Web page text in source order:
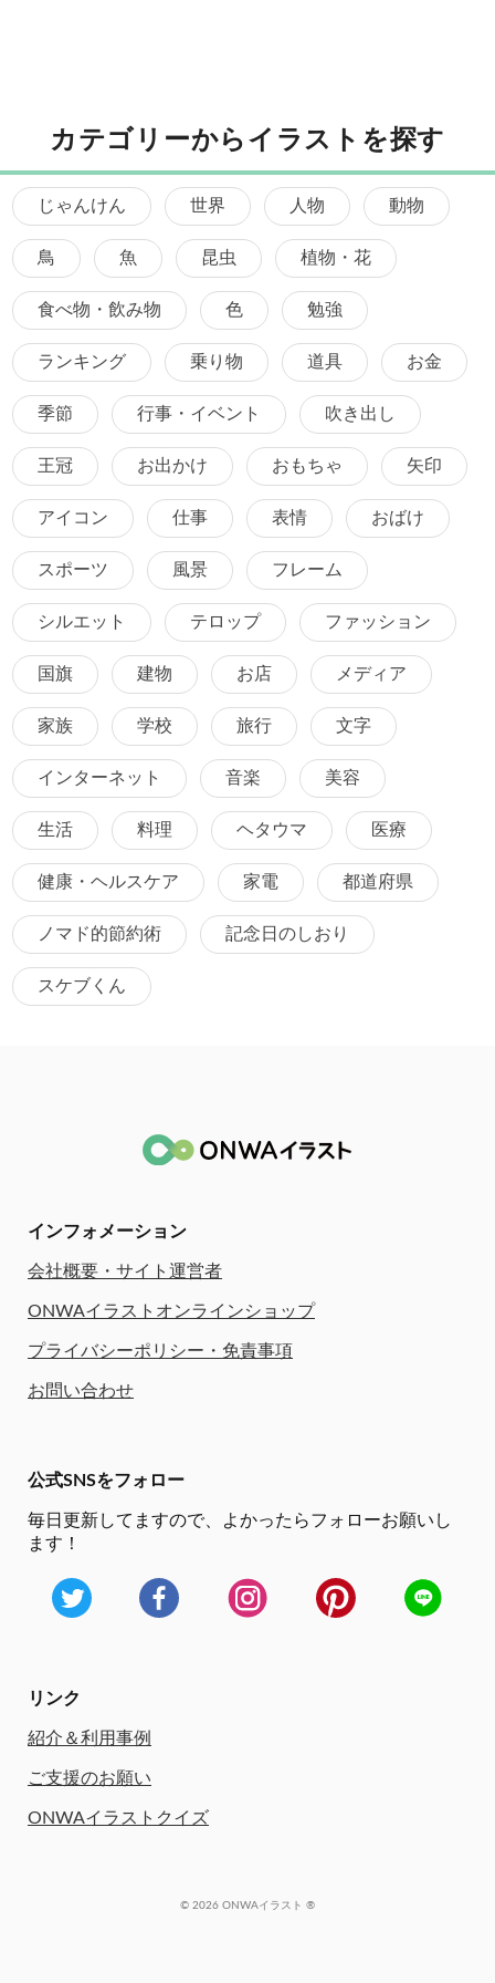
カテゴリーからイラストを探す
じゃんけん 世界 人物 動物
鳥 魚 昆虫 植物・花
食べ物・飲み物 色 勉強
ランキング 乗り物 道具 お金
季節 行事・イベント 吹き出し
王冠 お出かけ おもちゃ 矢印
アイコン 仕事 表情 おばけ
スポーツ 風景 フレーム
シルエット テロップ ファッション
国旗 建物 お店 メディア
家族 学校 旅行 文字
インターネット 音楽 美容
生活 料理 ヘタウマ 医療
健康・ヘルスケア 家電 都道府県
ノマド的節約術 記念日のしおり
スケブくん
インフォメーション
会社概要・サイト運営者
ONWAイラストオンラインショップ
プライバシーポリシー・免責事項
お問い合わせ
公式SNSをフォロー
毎日更新してますので、
よかったらフォローお願いし
ます！
リンク
紹介＆利用事例
ご支援のお願い
ONWAイラストクイズ
© 2026 ONWAイラスト ®